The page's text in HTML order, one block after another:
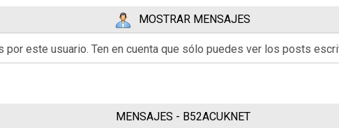
MOSTRAR MENSAJES
este usuario. Ten en cuenta que sólo puedes ver los posts
MENSAJES - B52ACUKNET